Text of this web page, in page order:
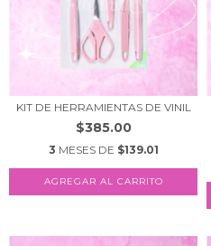
KIT DE HERRAMIENTAS DE VINIL
$385.00
3 MESES DE $139.01